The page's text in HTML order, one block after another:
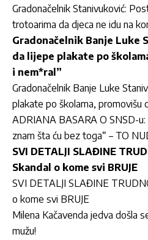
Gradonačelnik Stanivuković:
trotoarima da djeca ne idu na
Gradonačelnik Banje Luke
da lijepe plakate po
i nem*ral”
Gradonačelnik Banje Luke
plakate po školama, promovišu
ADRIANA BASARA O SNSD-
znam šta ću bez toga“ – TO
SVI DETALJI SLAĐINE
Skandal o kome svi BRUJE
SVI DETALJI SLAĐINE
o kome svi BRUJE
Milena Kačavenda jedva došla
mužu!